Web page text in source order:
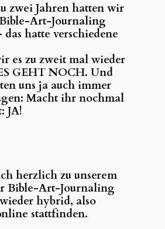
zwei Jahren hatten wir
Art-Journaling
hatte verschiedene
es zu zweit mal wieder
GEHT NOCH. Und
uns ja auch immer
Macht ihr nochmal
JA!
herzlich zu unserem
Bible-Art-Journaling
hybrid, also
stattfinden.